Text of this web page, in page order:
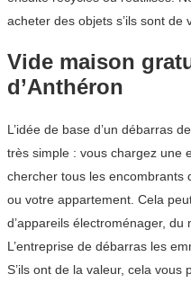
acheter des objets s’ils sont de
Vide maison
d’Anthéron
L’idée de base d’un débarras
très simple : vous chargez une
chercher tous les encombrants
ou votre appartement. Cela
d’appareils électroménager,
L’entreprise de débarras les
S’ils ont de la valeur, cela